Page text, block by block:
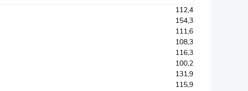
112,4
154,3
111,6
108,3
116,3
100,2
131,9
115,9